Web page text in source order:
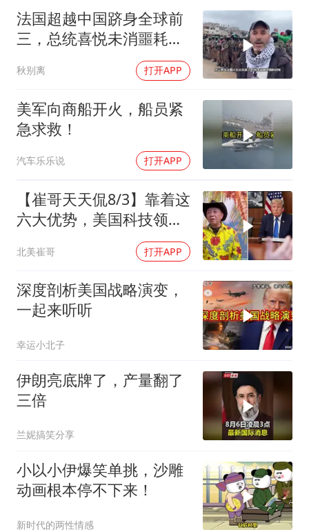
夯实基础开新局
法国超越中国跻身全球前
三，总统喜悦未消噩耗降
秋别离 打开APP
美军向商船开火，船员紧
急求救！
汽车乐乐说 打开APP
【崔哥天天侃8/3】靠着这
六大优势，美国科技领军
北美崔哥 打开APP
深度剖析美国战略演变，
一起来听听
幸运小北子
伊朗亮底牌了，产量翻了
三倍
兰妮搞笑分享
小以小伊爆笑单挑，沙雕
动画根本停不下来！
新时代的两性情感